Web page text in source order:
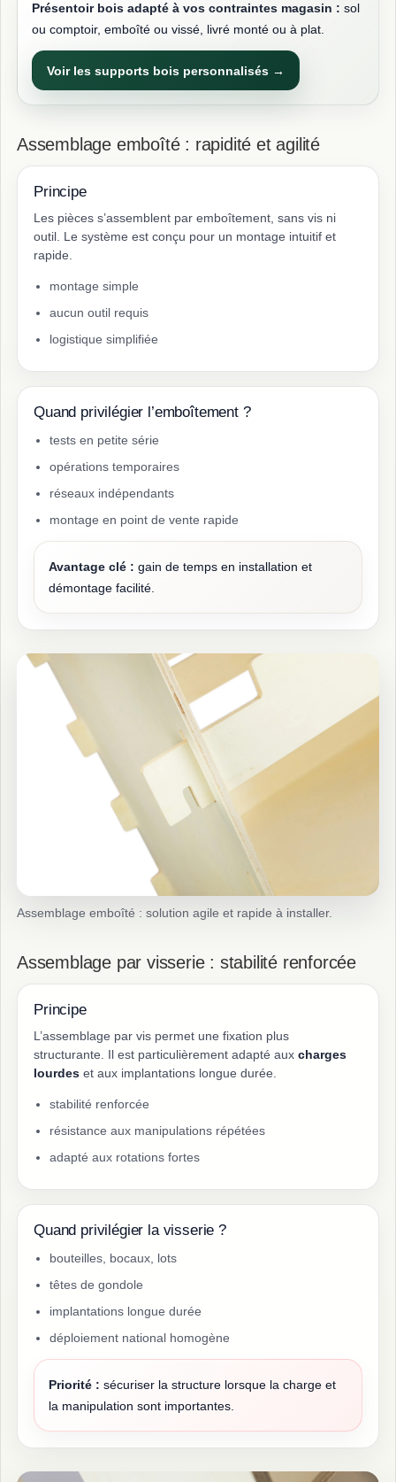
Présentoir bois adapté à vos contraintes magasin : sol
ou comptoir, emboîté ou vissé, livré monté ou à plat.
Voir les supports bois personnalisés →
Assemblage emboîté : rapidité et agilité
Principe
Les pièces s’assemblent par emboîtement, sans vis ni
outil. Le système est conçu pour un montage intuitif et
rapide.
montage simple
aucun outil requis
logistique simplifiée
Quand privilégier l’emboîtement ?
tests en petite série
opérations temporaires
réseaux indépendants
montage en point de vente rapide
Avantage clé : gain de temps en installation et
démontage facilité.
Assemblage emboîté : solution agile et rapide à installer.
Assemblage par visserie : stabilité renforcée
Principe
L’assemblage par vis permet une fixation plus
structurante. Il est particulièrement adapté aux charges
lourdes et aux implantations longue durée.
stabilité renforcée
résistance aux manipulations répétées
adapté aux rotations fortes
Quand privilégier la visserie ?
bouteilles, bocaux, lots
têtes de gondole
implantations longue durée
déploiement national homogène
Priorité : sécuriser la structure lorsque la charge et
la manipulation sont importantes.